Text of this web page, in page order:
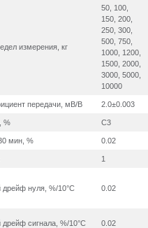
измерения, кг
50, 100,
150, 200,
250, 300,
500, 750,
1000, 1200,
1500, 2000,
3000, 5000,
10000
передачи, мВ/В 2.0±0.003
% C3
мин, % 0.02
1
дрейф нуля, %/10°С 0.02
сигнала, %/10°С 0.02